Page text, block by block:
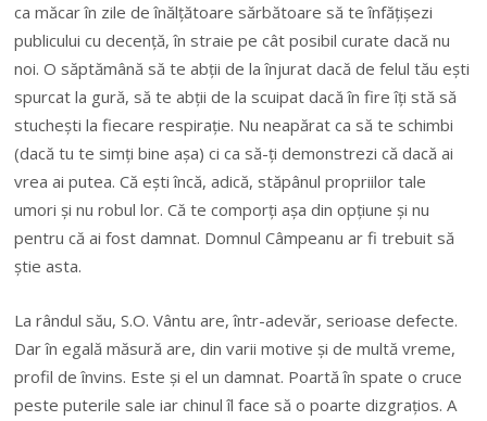
ca măcar în zile de înălțătoare sărbătoare să te înfățișezi
publicului cu decență, în straie pe cât posibil curate dacă nu
noi.O săptămână să te abții de la înjurat dacă de felul tău ești
spurcat la gură, să te abții de la scuipat dacă în fire îți stă să
stuchești la fiecare respirație. Nu neapărat ca să te schimbi
(dacă tu te simți bine așa) ci ca să-ți demonstrezi că dacă ai
vrea ai putea. Că ești încă, adică, stăpânul propriilor tale
umori și nu robul lor. Că te comporți așa din opțiune și nu
pentru că ai fost damnat. Domnul Câmpeanu ar fi trebuit să
știe asta.
La rândul său, S.O. Vântu are, într-adevăr, serioase defecte.
Dar în egală măsură are, din varii motive și de multă vreme,
profil de învins. Este și el un damnat. Poartă în spate o cruce
peste puterile sale iar chinul îl face să o poarte dizgrațios. A